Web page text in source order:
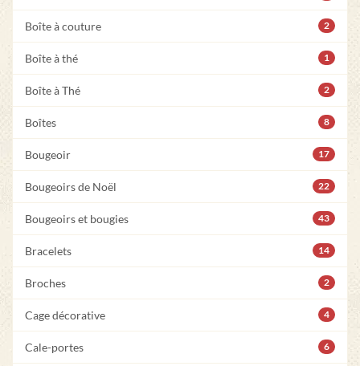
Boîte à couture 2
Boîte à thé 1
Boîte à Thé 2
Boîtes 8
Bougeoir 17
Bougeoirs de Noël 22
Bougeoirs et bougies 43
Bracelets 14
Broches 2
Cage décorative 4
Cale-portes 6